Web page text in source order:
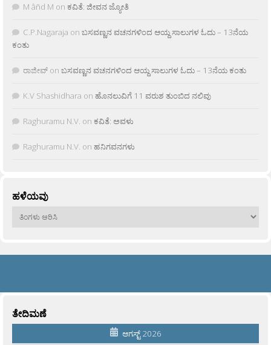
M âñd M on ಕವಿತೆ: ಜೀವನ ಜ್ಯೋತಿ
C.P.Nagaraja on ಬಸವಣ್ಣನ ವಚನಗಳಿಂದ ಆಯ್ದ ಸಾಲುಗಳ ಓದು – 13ನೆಯ
ಕಂತು
ರಾಜೀವ್ on ಬಸವಣ್ಣನ ವಚನಗಳಿಂದ ಆಯ್ದ ಸಾಲುಗಳ ಓದು – 13ನೆಯ ಕಂತು
K.V Shashidhara on ಹೊನಲುವಿಗೆ 11 ವರುಶ ತುಂಬಿದ ನಲಿವು
Raghuramu N.V. on ಕವಿತೆ: ಅವಳು
Raghuramu N.V. on ಹನಿಗವನಗಳು
ಹಳೆಯವು
ಹಳೆಯವು
ತೇದಿಮಣೆ
ಆಗಸ್ಟ್ 2026